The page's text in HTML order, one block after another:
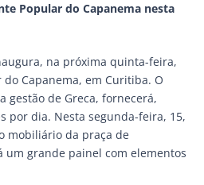
Popular do Capanema nesta
na próxima quinta-feira,
Capanema, em Curitiba. O
gestão de Greca, fornecerá,
por dia. Nesta segunda-feira, 15,
mobiliário da praça de
um grande painel com elementos